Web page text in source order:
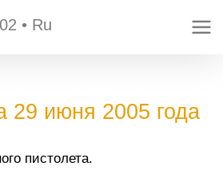
• Ru
29 июня 2005 года
пистолета.